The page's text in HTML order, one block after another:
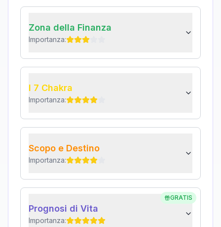
Zona della Finanza
Importanza:
I 7 Chakra
Importanza:
Scopo e Destino
Importanza:
GRATIS
Prognosi di Vita
Importanza: